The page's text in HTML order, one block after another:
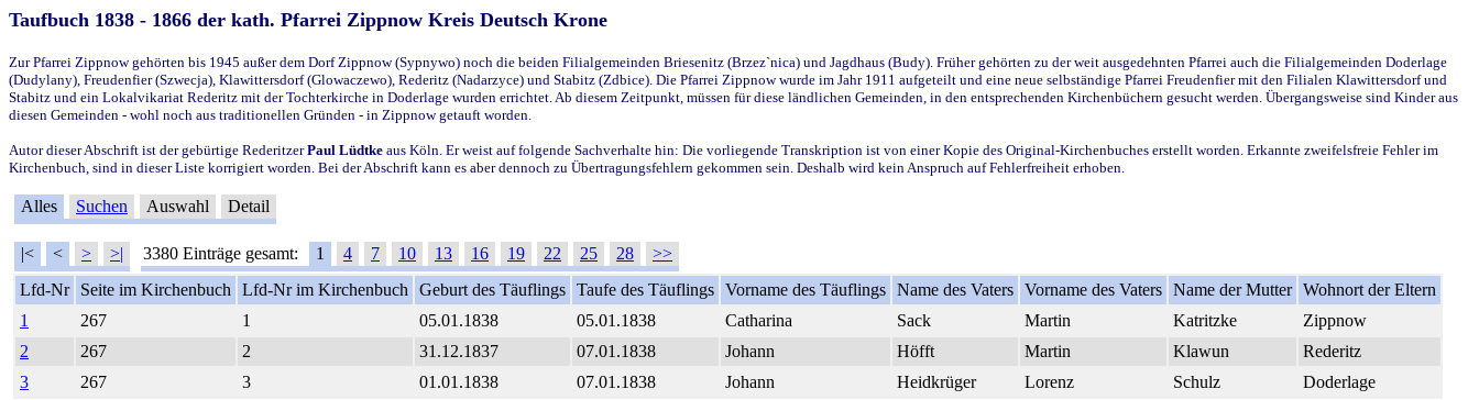
Taufbuch 1838 - 1866 der kath. Pfarrei Zippnow Kreis Deutsch Krone
Zur Pfarrei Zippnow gehörten bis 1945 außer dem Dorf Zippnow (Sypnywo) noch die beiden Filialgemeinden Briesenitz (Brzez`nica) und Jagdhaus (Budy). Früher gehörten zu der weit ausgedehnten Pfarrei auch die Filialgemeinden Doderlage
(Dudylany), Freudenfier (Szwecja), Klawittersdorf (Glowaczewo), Rederitz (Nadarzyce) und Stabitz (Zdbice). Die Pfarrei Zippnow wurde im Jahr 1911 aufgeteilt und eine neue selbständige Pfarrei Freudenfier mit den Filialen Klawittersdorf und
Stabitz und ein Lokalvikariat Rederitz mit der Tochterkirche in Doderlage wurden errichtet. Ab diesem Zeitpunkt, müssen für diese ländlichen Gemeinden, in den entsprechenden Kirchenbüchern gesucht werden. Übergangsweise sind Kinder aus
diesen Gemeinden - wohl noch aus traditionellen Gründen - in Zippnow getauft worden.
Autor dieser Abschrift ist der gebürtige RederitzerPaul Lüdtke aus Köln. Er weist auf folgende Sachverhalte hin: Die vorliegende Transkription ist von einer Kopie des Original-Kirchenbuches erstellt worden. Erkannte zweifelsfreie Fehler im
Kirchenbuch, sind in dieser Liste korrigiert worden. Bei der Abschrift kann es aber dennoch zu Übertragungsfehlern gekommen sein. Deshalb wird kein Anspruch auf Fehlerfreiheit erhoben.
Alles Suchen Auswahl Detail
|< < > >| 3380 Einträge gesamt: 1 4 7 10 13 16 19 22 25 28
>>
Lfd-Nr
Seite im Kirchenbuch Lfd-Nr im Kirchenbuch Geburt des Täuflings Taufe des Täuflings Vorname des Täuflings Name des Vaters Vorname des Vaters Name der Mutter Wohnort der Eltern
1
267 1 05.01.1838 05.01.1838 Catharina Sack Martin Katritzke
Zippnow
2
267 2 31.12.1837 07.01.1838 Johann Höfft Martin Klawun
Rederitz
3
267 3 01.01.1838 07.01.1838 Johann Heidkrüger Lorenz Schulz Doderlage